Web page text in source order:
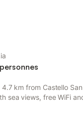
km from Castello
sea views, free WiFi
garden views, and is 25